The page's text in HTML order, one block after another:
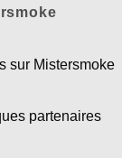
sur Mistersmoke
partenaires